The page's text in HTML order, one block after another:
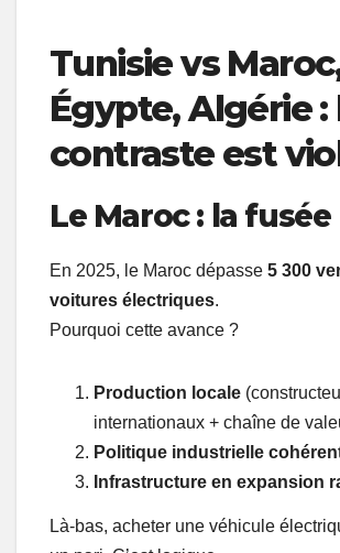
Tunisie vs
Égypte, Algérie :
contraste est
Le Maroc : la fusée
En 2025, le Maroc dépasse 5 300
voitures électriques.
Pourquoi cette avance ?
Production locale
internationaux + chaîne de
Politique industrielle
Infrastructure en expansion
Là-bas, acheter une véhicule